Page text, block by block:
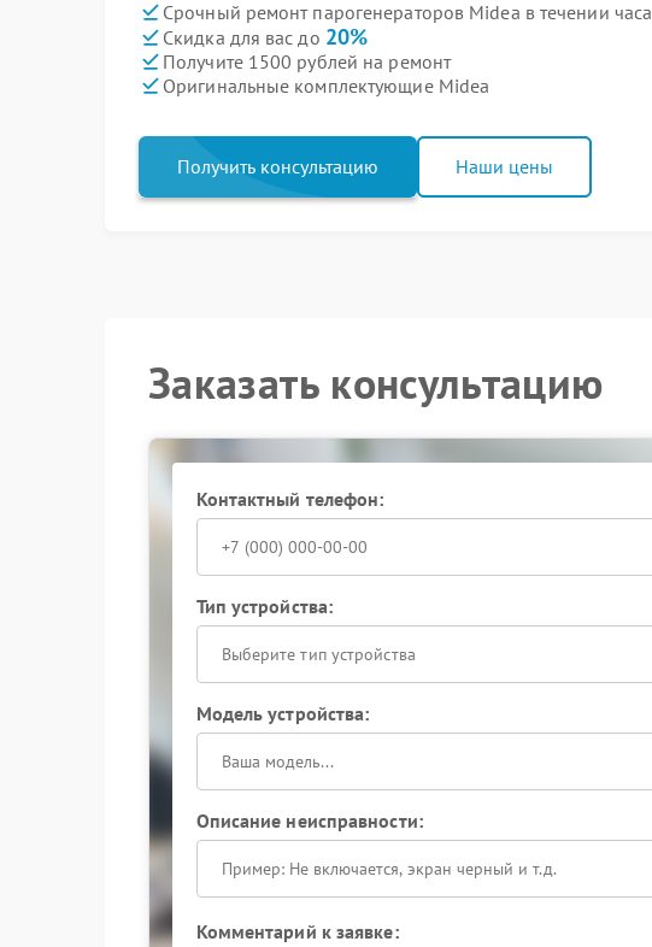
Срочный ремонт парогенераторов Midea в течении часа
Скидка для вас до 20%
Получите 1500 рублей на ремонт
Оригинальные комплектующие Midea
Получить консультацию Наши цены
Заказать консультацию
Контактный телефон:
Тип устройства:
Выберите тип устройства
Модель устройства:
Описание неисправности:
Комментарий к заявке: